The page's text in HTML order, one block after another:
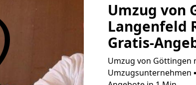
Umzug von
Langenfeld
Gratis-
Umzug von Göttingen
Umzugsunternehmen